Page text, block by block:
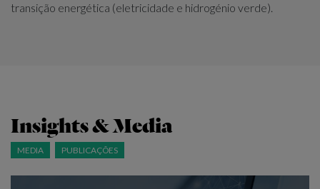
transição energética (eletricidade e hidrogénio verde).
Insights & Media
MEDIA PUBLICAÇÕES